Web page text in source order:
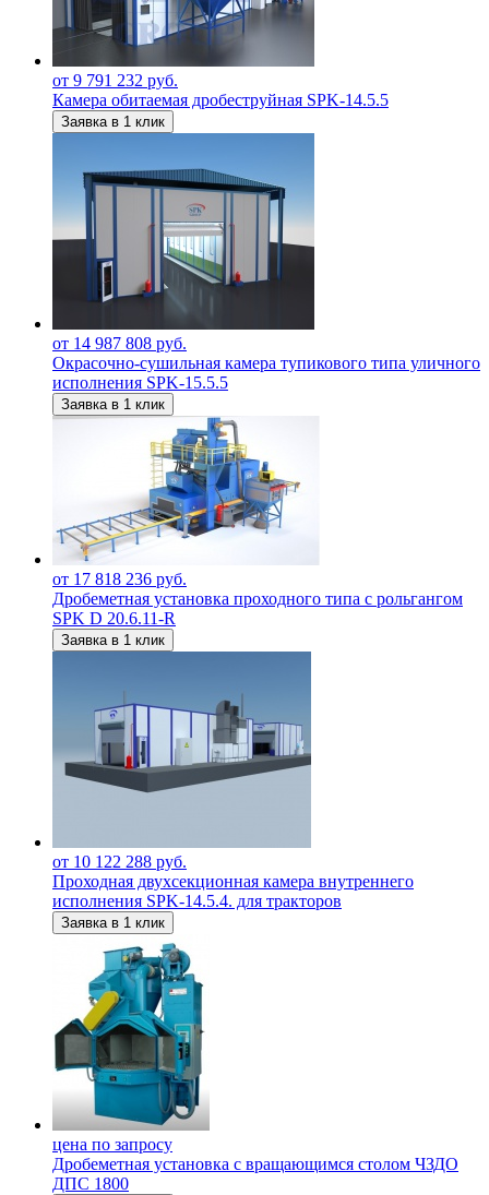
от 9 791 232 руб.
Камера обитаемая дробеструйная SPK-14.5.5
Заявка в 1 клик
от 14 987 808 руб.
Окрасочно-сушильная камера тупикового типа уличного
исполнения SPK-15.5.5
Заявка в 1 клик
от 17 818 236 руб.
Дробеметная установка проходного типа с рольгангом
SPK D 20.6.11-R
Заявка в 1 клик
от 10 122 288 руб.
Проходная двухсекционная камера внутреннего
исполнения SPK-14.5.4. для тракторов
Заявка в 1 клик
цена по запросу
Дробеметная установка c вращающимся столом ЧЗДО
ДПС 1800